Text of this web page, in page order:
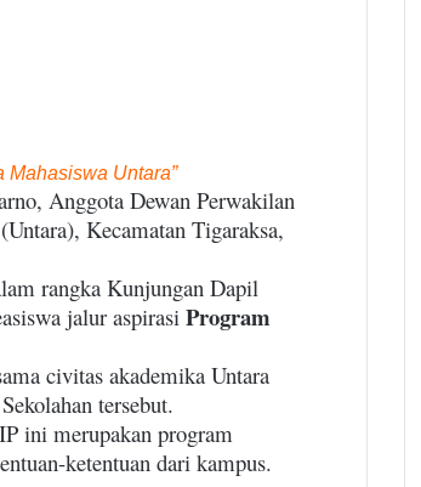
Mahasiswa Untara”
Anggota Dewan Perwakilan
Kecamatan Tigaraksa,
rangka Kunjungan Dapil
jalur aspirasi Program
civitas akademika Untara
tersebut.
ini merupakan program
ketentuan dari kampus.